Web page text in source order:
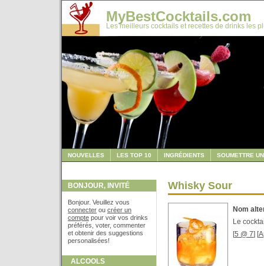
MyBestCocktails.com
Les meilleurs cocktails et recettes de drinks les
NOUVELLES LES TOP 10 INGRÉDIENTS SOUMETTRE
BONJOUR, INVITÉ
Bonjour. Veuillez vous
connecter ou créer un
compte pour voir vos drinks
préférés, voter, commenter
et obtenir des suggestions
personalisées!
ALCOOLS
Whisky Sour
Nom
Le
[5 @ 7] [